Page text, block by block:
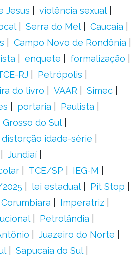
Jesus
violência sexual
Serra do Mel
Caucaia
Campo Novo de Rondônia
enquete
formalização
RJ
Petrópolis
do livro VAAR
Simec
portaria
Paulista
Grosso do Sul
distorção idade-série
Jundiaí
TCE/SP
IEG-M
lei estadual
Pit Stop
Corumbiara
Imperatriz
Petrolândia
Juazeiro do Norte
Sapucaia do Sul